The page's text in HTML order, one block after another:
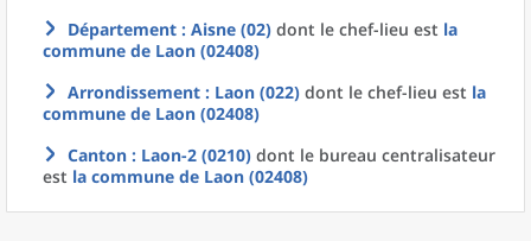
Département : Aisne (02) dont le chef-lieu est la
commune de Laon (02408)
Arrondissement : Laon (022) dont le chef-lieu est la
commune de Laon (02408)
Canton : Laon-2 (0210) dont le bureau centralisateur
est la commune de Laon (02408)